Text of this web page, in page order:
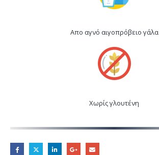
Απο αγνό αιγοπρόβειο γάλα
Χωρίς γλουτένη